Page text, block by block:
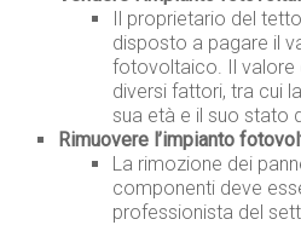
Il proprietario del
disposto a pagare il
fotovoltaico. Il valore
diversi fattori, tra cui
sua età e il suo stato
Rimuovere l’impianto
La rimozione dei
componenti deve
professionista del